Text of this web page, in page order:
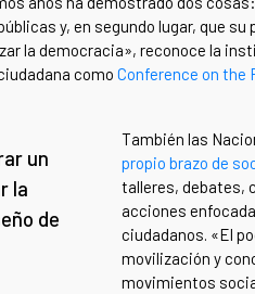
y, en segundo lugar, que
la democracia», reconoce la
como Conference on the
un
la
de
También las
propio brazo de
talleres, debates,
acciones
ciudadanos. «El
movilización y
movimientos